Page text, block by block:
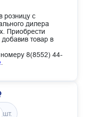
розницу с
дилера
Приобрести
товар в
номеру 8(8552) 44-
шт.